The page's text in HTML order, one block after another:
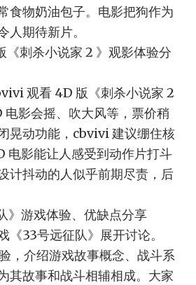
食物奶油包子。电影把狗作为
人期待新片。
《刺杀小说家 2 》观影体验分
观看 4D 版《刺杀小说家 2
影会摇、吹大风等，票价稍
晃动功能，cbvivi 建议绷住核
电影能让人感受到动作片打斗
计抖动的人似乎前期尽责，后
》游戏体验、优缺点分享
《33号远征队》展开讨论。
，介绍游戏故事概念、战斗系
其故事和战斗相辅相成。大家